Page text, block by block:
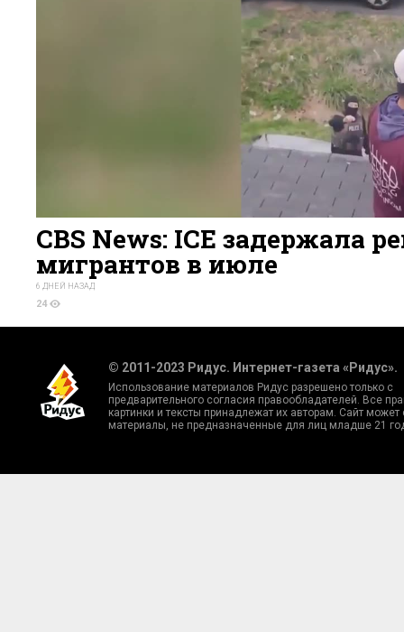
CBS News: ICE задержала
мигрантов в июле
6 ДНЕЙ НАЗАД
24
© 2011-2023 Ридус. Интернет-газета «Ридус».
Использование материалов Ридус разрешено только с
предварительного согласия правообладателей. Все
картинки и тексты принадлежат их авторам. Сайт может
материалы, не предназначенные для лиц младше 21